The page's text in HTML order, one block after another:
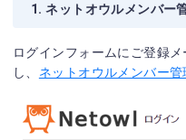
1. ネットオウルメンバー
ログインフォームにご登録
し、 ネットオウルメンバー